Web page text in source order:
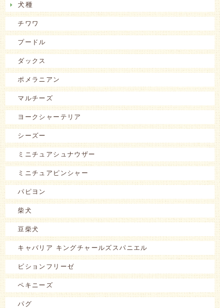
犬種
チワワ
プードル
ダックス
ポメラニアン
マルチーズ
ヨークシャーテリア
シーズー
ミニチュアシュナウザー
ミニチュアピンシャー
パピヨン
柴犬
豆柴犬
キャバリア キングチャールズスパニエル
ビションフリーゼ
ペキニーズ
パグ